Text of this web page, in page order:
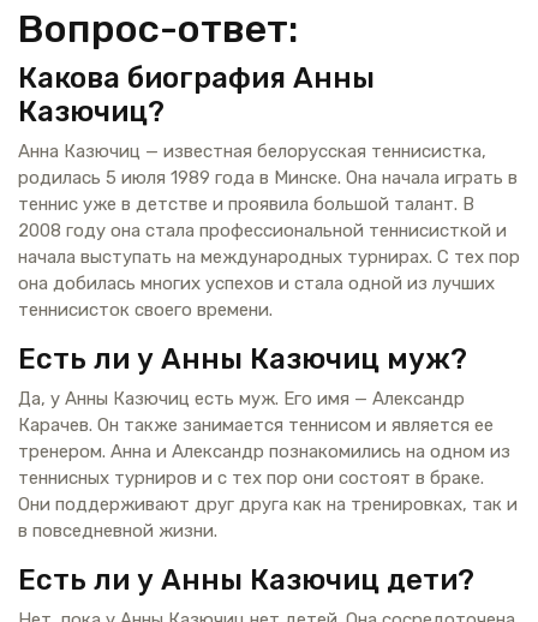
Вопрос-ответ:
Какова биография Анны
Казючиц?
Анна Казючиц — известная белорусская теннисистка,
родилась 5 июля 1989 года в Минске. Она начала играть в
теннис уже в детстве и проявила большой талант. В
2008 году она стала профессиональной теннисисткой и
начала выступать на международных турнирах. С тех пор
она добилась многих успехов и стала одной из лучших
теннисисток своего времени.
Есть ли у Анны Казючиц муж?
Да, у Анны Казючиц есть муж. Его имя — Александр
Карачев. Он также занимается теннисом и является ее
тренером. Анна и Александр познакомились на одном из
теннисных турниров и с тех пор они состоят в браке.
Они поддерживают друг друга как на тренировках, так и
в повседневной жизни.
Есть ли у Анны Казючиц дети?